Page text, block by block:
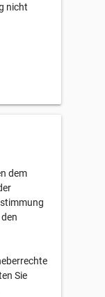
nicht
dem
Sie